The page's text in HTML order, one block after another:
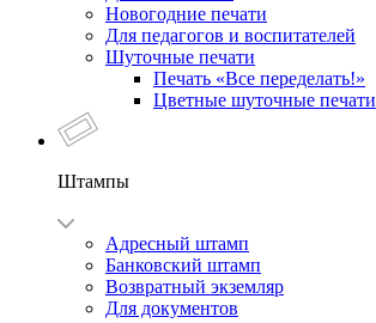
Новогодние печати
Для педагогов и воспитателей
Шуточные печати
Печать «Все переделать!»
Цветные шуточные печати
Штампы
Адресный штамп
Банковский штамп
Возвратный экземляр
Для документов